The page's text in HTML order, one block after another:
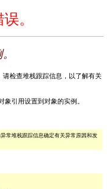
。
检查堆栈跟踪信息，以了解有关
象引用设置到对象的实例。
常堆栈跟踪信息确定有关异常原因和发